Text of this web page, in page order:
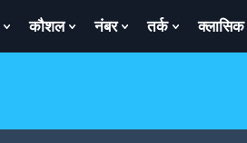
Show
Submenu
कौशल
Show
Submenu
नंबर
Show
Submenu
तर्क
Show
Submenu
क्लासिक